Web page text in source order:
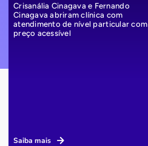
Crisanália Cinagava e Fernando
Cinagava abriram clínica com
atendimento de nível particular com
preço acessível
Saiba mais